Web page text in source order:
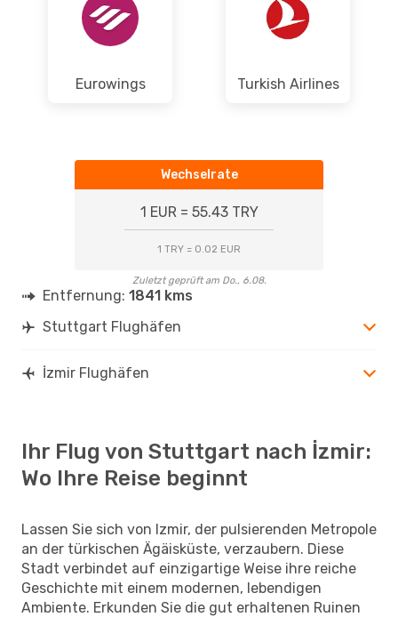
Eurowings Turkish Airlines
Wechselrate
1 EUR = 55.43 TRY
1 TRY = 0.02 EUR
Zuletzt geprüft am Do., 6.08.
Entfernung: 1841 kms
Stuttgart Flughäfen
İzmir Flughäfen
Ihr Flug von Stuttgart nach İzmir:
Wo Ihre Reise beginnt
Lassen Sie sich von Izmir, der pulsierenden Metropole
an der türkischen Ägäisküste, verzaubern. Diese
Stadt verbindet auf einzigartige Weise ihre reiche
Geschichte mit einem modernen, lebendigen
Ambiente. Erkunden Sie die gut erhaltenen Ruinen